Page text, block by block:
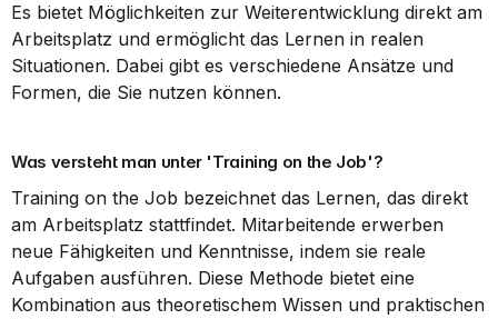
Es bietet Möglichkeiten zur Weiterentwicklung direkt am
Arbeitsplatz und ermöglicht das Lernen in realen
Situationen. Dabei gibt es verschiedene Ansätze und
Formen, die Sie nutzen können.
Was versteht man unter 'Training on the Job'?
Training on the Job bezeichnet das Lernen, das direkt
am Arbeitsplatz stattfindet. Mitarbeitende erwerben
neue Fähigkeiten und Kenntnisse, indem sie reale
Aufgaben ausführen. Diese Methode bietet eine
Kombination aus theoretischem Wissen und praktischen